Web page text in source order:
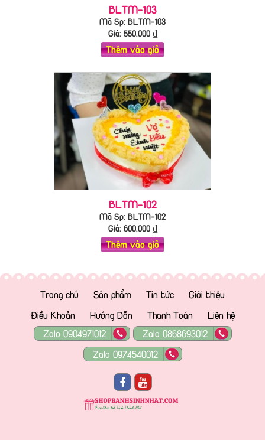
BLTM-103
Mã Sp: BLTM-103
Giá: 550,000₫
Thêm vào giỏ
BLTM-102
Mã Sp: BLTM-102
Giá: 600,000₫
Thêm vào giỏ
Trang chủ Sản phẩm Tin tức
Giới thiệu
Điều Khoản
Hướng Dẫn Thanh Toán
Liên hệ
Zalo 0904971012
Zalo 0868693012
Zalo 0974540012